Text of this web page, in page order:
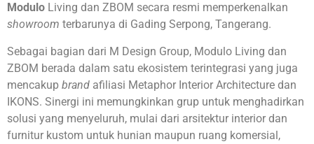
Modulo Living dan ZBOM secara resmi memperkenalkan
showroom terbarunya di Gading Serpong, Tangerang.
Sebagai bagian dari M Design Group, Modulo Living dan
ZBOM berada dalam satu ekosistem terintegrasi yang juga
mencakup brand afiliasi Metaphor Interior Architecture dan
IKONS. Sinergi ini memungkinkan grup untuk menghadirkan
solusi yang menyeluruh, mulai dari arsitektur interior dan
furnitur kustom untuk hunian maupun ruang komersial,